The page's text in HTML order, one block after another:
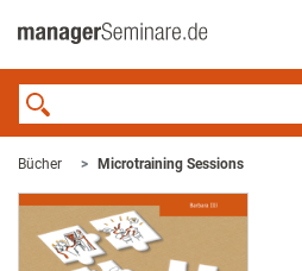
Bücher Microtraining Sessions